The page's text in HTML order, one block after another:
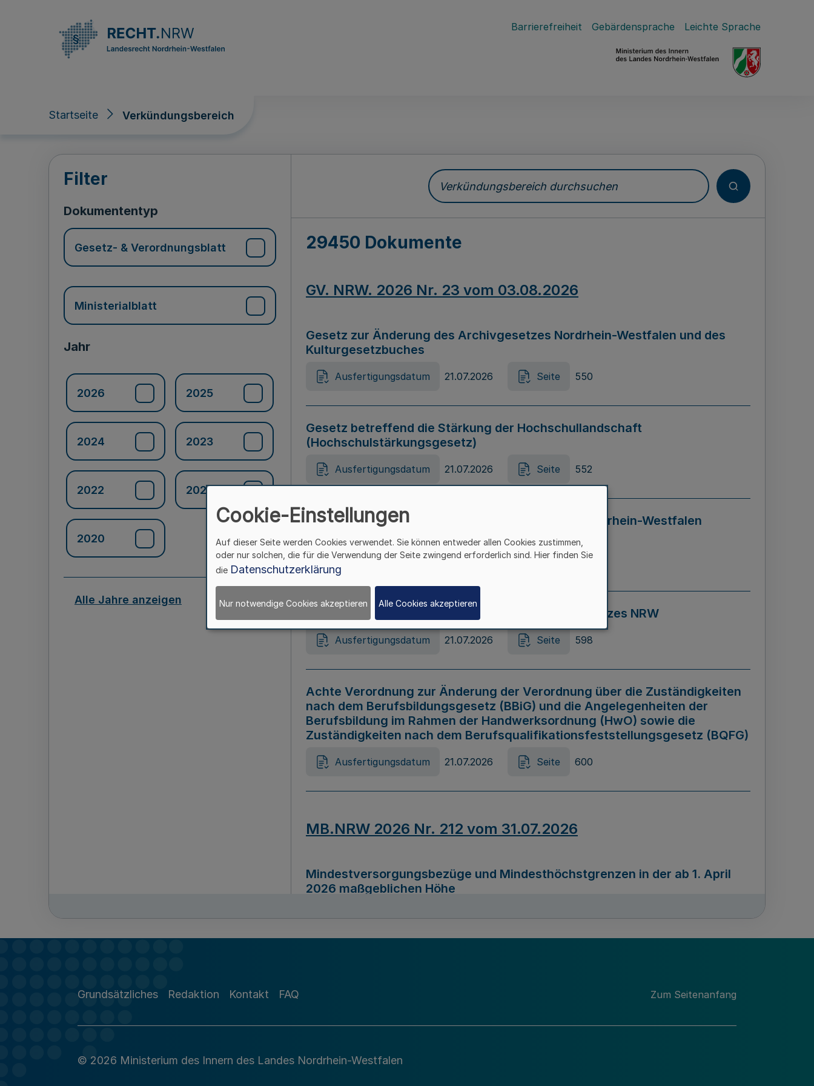
Barrierefreiheit Gebärdensprache Leichte Sprache
Startseite Verkündungsbereich
Verkündungsbereich
Filter
Dokumententyp
Gesetz- & Verordnungsblatt
Ministerialblatt
Jahr
2026 2025
2024 2023
2022 2021
2020
Alle Jahre anzeigen
Verkündungsbereich durchsuchen
29450 Dokumente
GV. NRW. 2026 Nr. 23 vom 03.08.2026
Gesetz zur Änderung des Archivgesetzes Nordrhein-Westfalen und des
Kulturgesetzbuches
Ausfertigungsdatum 21.07.2026 Seite 550
Gesetz betreffend die Stärkung der Hochschullandschaft
(Hochschulstärkungsgesetz)
Ausfertigungsdatum 21.07.2026 Seite 552
Gesetz zur Vermeidung von Diskriminierung in Nordrhein-Westfalen
(Landesantidiskriminierungsgesetz – LADG NRW)
Ausfertigungsdatum 21.07.2026 Seite 595
Gesetz zur Änderung des Online-Casinospiel Gesetzes NRW
Ausfertigungsdatum 21.07.2026 Seite 598
Achte Verordnung zur Änderung der Verordnung über die Zuständigkeiten
nach dem Berufsbildungsgesetz (BBiG) und die Angelegenheiten der
Berufsbildung im Rahmen der Handwerksordnung (HwO) sowie die
Zuständigkeiten nach dem Berufsqualifikationsfeststellungsgesetz (BQFG)
Ausfertigungsdatum 21.07.2026 Seite 600
MB.NRW 2026 Nr. 212 vom 31.07.2026
Mindestversorgungsbezüge und Mindesthöchstgrenzen in der ab 1. April
2026 maßgeblichen Höhe
Richtlinie zur Durchführung des Förderprogramms „Mittelstand Innovativ &
Grundsätzliches Redaktion Kontakt FAQ Zum Seitenanfang
© 2026 Ministerium des Innern des Landes Nordrhein-Westfalen
Cookie-Einstellungen
Auf dieser Seite werden Cookies verwendet. Sie können entweder allen Cookies zustimmen,
oder nur solchen, die für die Verwendung der Seite zwingend erforderlich sind. Hier finden Sie
die Datenschutzerklärung
Nur notwendige Cookies akzeptieren Alle Cookies akzeptieren